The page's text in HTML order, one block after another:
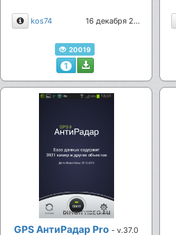
Описание
kos74 16 декабря 2024
20019
1
GPS АнтиРадар Pro - v.37.0